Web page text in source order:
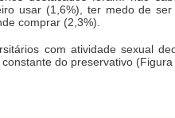
usar (1,6%), ter medo de ser
comprar (2,3%).
com atividade sexual
do preservativo